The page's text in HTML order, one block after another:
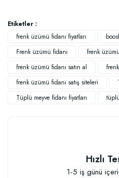
Elastik Meyve Fidanı Bağlama İpi
Etiketler :
frenk üzümü fidanı fiyatları
Frenk üzümü fidanı
frenk üzümü
frenk üzümü fidanı satın al
frenk üzümü fidanı satış siteleri
Tüplü meyve fidanı fiyatları
Hızlı
1-5 iş günü